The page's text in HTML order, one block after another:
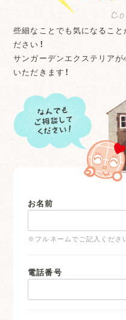
些細なことでも気になること
ださい！
サンガーデンエクステリア
いただきます！
お名前
※フルネームでご記入くださ
電話番号